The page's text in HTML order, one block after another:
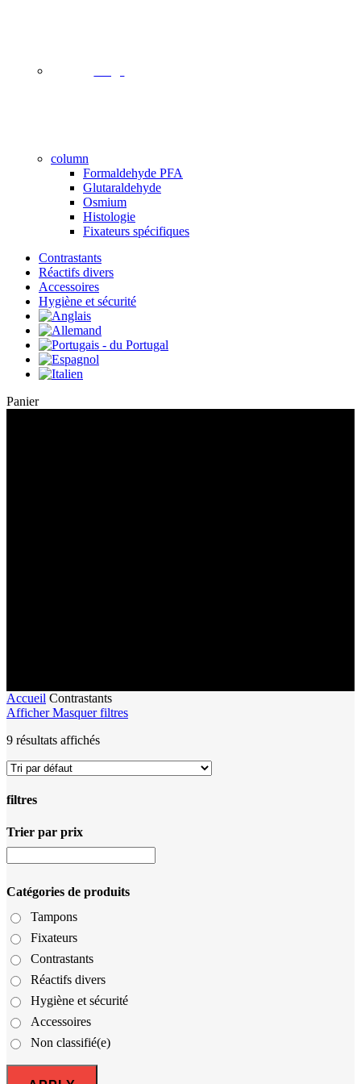
column
Formaldehyde PFA
Glutaraldehyde
Osmium
Histologie
Fixateurs spécifiques
Contrastants
Réactifs divers
Accessoires
Hygiène et sécurité
PanierClose
Accueil Contrastants
Afficher Masquer filtres
9 résultats affichés
filtres
Close
Trier par prix
Catégories de produits
Tampons
Fixateurs
Contrastants
Réactifs divers
Hygiène et sécurité
Accessoires
Non classifié(e)